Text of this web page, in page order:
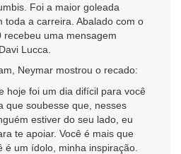
Foi a maior goleada
toda a carreira. Abalado com o
recebeu uma mensagem
Lucca.
Neymar mostrou o recado:
hoje foi um dia difícil para você
que soubesse que, nesses
estiver do seu lado, eu
te apoiar. Você é mais que
é um ídolo, minha inspiração.